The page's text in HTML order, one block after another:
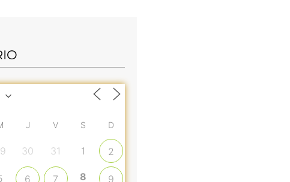
J V S D
30 31 1 2
6 7 8 9